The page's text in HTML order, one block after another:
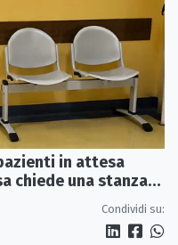
in attesa
chiede una stanza
Condividi su: